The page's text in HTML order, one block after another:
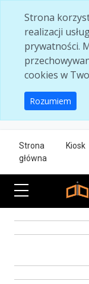
Strona
realizacji
prywatności.
cookies w
Rozumiem
Strona
główna
Kiosk